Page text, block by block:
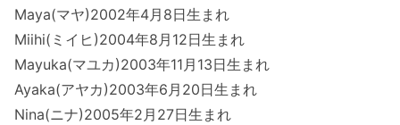
Maya(マヤ)2002年4月8日生まれ
Miihi(ミイヒ)2004年8月12日生まれ
Mayuka(マユカ)2003年11月13日生まれ
Ayaka(アヤカ)2003年6月20日生まれ
Nina(ニナ)2005年2月27日生まれ